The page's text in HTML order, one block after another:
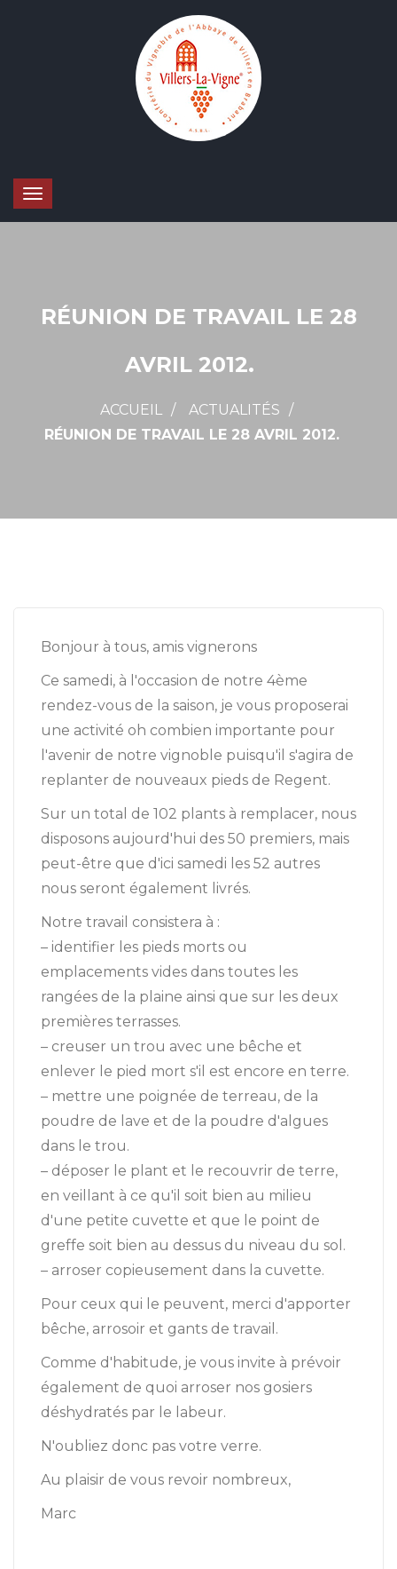
RÉUNION DE TRAVAIL LE 28
AVRIL 2012.
ACCUEIL
ACTUALITÉS
RÉUNION DE TRAVAIL LE 28 AVRIL 2012.
Bonjour à tous, amis vignerons
Ce samedi, à l'occasion de notre 4ème
rendez-vous de la saison, je vous proposerai
une activité oh combien importante pour
l'avenir de notre vignoble puisqu'il s'agira de
replanter de nouveaux pieds de Regent.
Sur un total de 102 plants à remplacer, nous
disposons aujourd'hui des 50 premiers, mais
peut-être que d'ici samedi les 52 autres
nous seront également livrés.
Notre travail consistera à :
– identifier les pieds morts ou
emplacements vides dans toutes les
rangées de la plaine ainsi que sur les deux
premières terrasses.
– creuser un trou avec une bêche et
enlever le pied mort s'il est encore en terre.
– mettre une poignée de terreau, de la
poudre de lave et de la poudre d'algues
dans le trou.
– déposer le plant et le recouvrir de terre,
en veillant à ce qu'il soit bien au milieu
d'une petite cuvette et que le point de
greffe soit bien au dessus du niveau du sol.
– arroser copieusement dans la cuvette.
Pour ceux qui le peuvent, merci d'apporter
bêche, arrosoir et gants de travail.
Comme d'habitude, je vous invite à prévoir
également de quoi arroser nos gosiers
déshydratés par le labeur.
N'oubliez donc pas votre verre.
Au plaisir de vous revoir nombreux,
Marc